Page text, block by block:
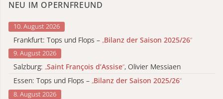
NEU IM OPERNFREUND
10. August 2026
Frankfurt: Tops und Flops – „Bilanz der Saison 2025/26“
9. August 2026
Salzburg: „Saint François d’Assise“, Olivier Messiaen
Essen: Tops und Flops – „Bilanz der Saison 2025/26“
8. August 2026